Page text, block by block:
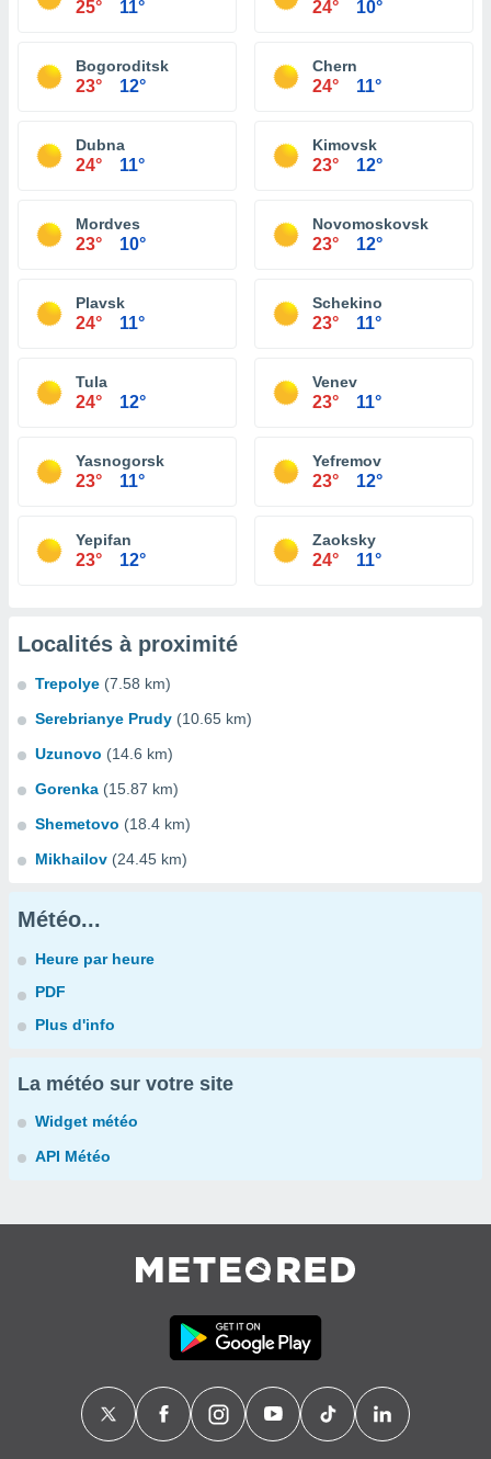
25° 11° 24° 10°
Bogoroditsk
23° 12°
Chern
24° 11°
Dubna
24° 11°
Kimovsk
23° 12°
Mordves
23° 10°
Novomoskovsk
23° 12°
Plavsk
24° 11°
Schekino
23° 11°
Tula
24° 12°
Venev
23° 11°
Yasnogorsk
23° 11°
Yefremov
23° 12°
Yepifan
23° 12°
Zaoksky
24° 11°
Localités à proximité
Trepolye (7.58 km)
Serebrianye Prudy (10.65 km)
Uzunovo (14.6 km)
Gorenka (15.87 km)
Shemetovo (18.4 km)
Mikhailov (24.45 km)
Météo...
Heure par heure
PDF
Plus d'info
La météo sur votre site
Widget météo
API Météo